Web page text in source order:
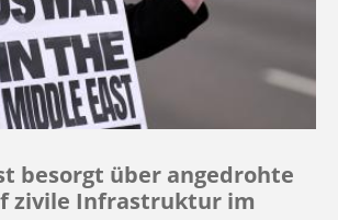
besorgt über angedrohte
zivile Infrastruktur im